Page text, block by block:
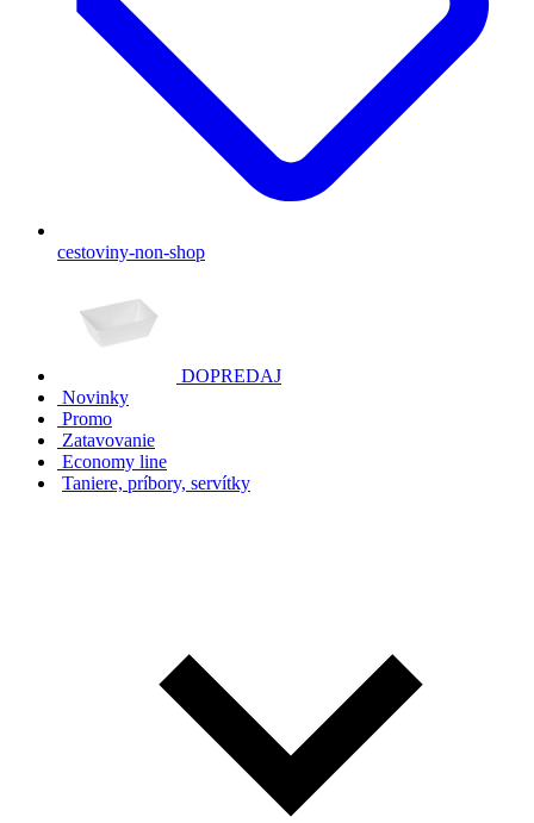
cestoviny-non-shop
DOPREDAJ
Novinky
Promo
Zatavovanie
Economy line
Taniere, príbory, servítky